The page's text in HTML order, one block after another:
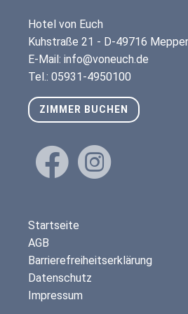
Reichhaltiges
frischen hausgemachten
Nichtraucherzimmer
Freundlicher, kompetenter
Mitarbeitern mit Herz
Bademantel und
Sauna
Kosmetik gegen Gebühr
Hotel von Euch
Kuhstraße 21 - D-49716
E-Mail: info@voneuch.de
Tel.: 05931-4950100
ZIMMER BUCHEN
Navigation
überspringen
Startseite
AGB
Barrierefreiheitserklärung
Datenschutz
Impressum